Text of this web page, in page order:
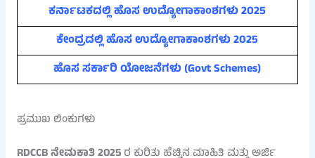
ಕರ್ನಾಟಕದಲ್ಲಿ ಹೊಸ ಉದ್ಯೋಗಾಕಾಂಶಗಳು 2025
ಕೇಂದ್ರದಲ್ಲಿ ಹೊಸ ಉದ್ಯೋಗಾಕಾಂಶಗಳು 2025
ಹೊಸ ಸರ್ಕಾರಿ ಯೋಜನೆಗಳು (Govt Schemes)
ಪ್ರಮುಖ ಲಿಂಕುಗಳು
RDCCB ನೇಮಕಾತಿ 2025ರ ಕುರಿತು ಹೆಚ್ಚಿನ ಮಾಹಿತಿ ಮತ್ತು ಅರ್ಜಿ